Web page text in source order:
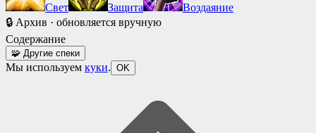
Свет Защита
Воздаяние
🔒 Архив · обновляется вручную
Содержание
🧩 Другие спеки
Мы используем куки. OK